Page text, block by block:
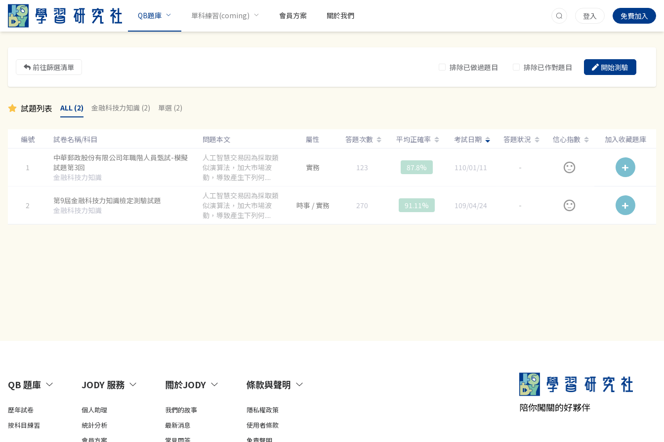
QB題庫 單科練習(coming) 會員方案 關於我們 登入 免費加入
前往篩選清單 排除已做過題目 排除已作對題目 開始測驗
試題列表 ALL (2) 金融科技力知識 (2) 單選 (2)
編號 試卷名稱/科目 問題本文 屬性 答題次數 平均正確率 考試日期 答題狀況 信心指數 加入收藏題庫
1
中華郵政股份有限公司年職階人員甄試-模擬
試題第3回
金融科技力知識
人工智慧交易因為採取類
似演算法，加大市場波
動，導致產生下列何....
實務 123 87.8% 110/01/11 -
2
第9屆金融科技力知識檢定測驗試題
金融科技力知識
人工智慧交易因為採取類
似演算法，加大市場波
動，導致產生下列何....
時事 / 實務 270 91.11% 109/04/24 -
QB 題庫
歷年試卷
按科目練習
JODY 服務
個人助理
統計分析
關於JODY
我們的故事
最新消息
條款與聲明
隱私權政策
使用者條款
陪你闖關的好夥伴